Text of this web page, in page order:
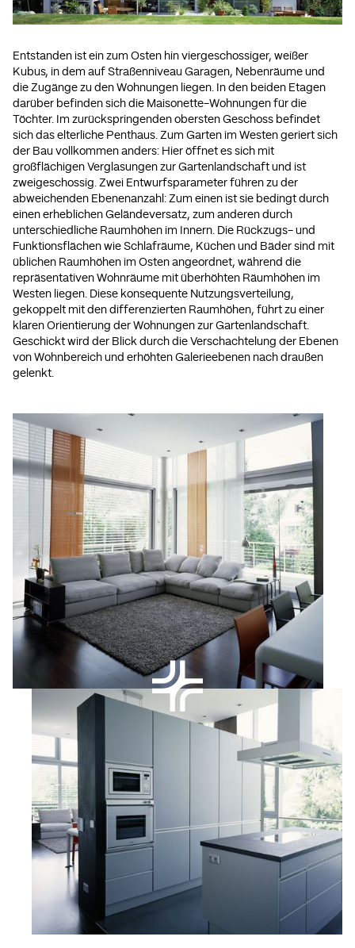
Entstanden ist ein zum Osten hin viergeschossiger, weißer
Kubus, in dem auf Straßenniveau Garagen, Nebenräume und
die Zugänge zu den Wohnungen liegen. In den beiden Etagen
darüber befinden sich die Maisonette-Wohnungen für die
Töchter. Im zurückspringenden obersten Geschoss befindet
sich das elterliche Penthaus. Zum Garten im Westen geriert sich
der Bau vollkommen anders: Hier öffnet es sich mit
großflächigen Verglasungen zur Gartenlandschaft und ist
zweigeschossig. Zwei Entwurfsparameter führen zu der
abweichenden Ebenenanzahl: Zum einen ist sie bedingt durch
einen erheblichen Geländeversatz, zum anderen durch
unterschiedliche Raumhöhen im Innern. Die Rückzugs- und
Funktionsflächen wie Schlafräume, Küchen und Bäder sind mit
üblichen Raumhöhen im Osten angeordnet, während die
repräsentativen Wohnräume mit überhöhten Räumhöhen im
Westen liegen. Diese konsequente Nutzungsverteilung,
gekoppelt mit den differenzierten Raumhöhen, führt zu einer
klaren Orientierung der Wohnungen zur Gartenlandschaft.
Geschickt wird der Blick durch die Verschachtelung der Ebenen
von Wohnbereich und erhöhten Galerieebenen nach draußen
gelenkt.